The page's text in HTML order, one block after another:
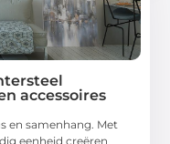
accessoires
en samenhang. Met
eenheid creëren